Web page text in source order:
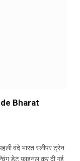
Bharat
वंदे भारत स्लीपर ट्रेन
डेट फाइनल कर दी गई